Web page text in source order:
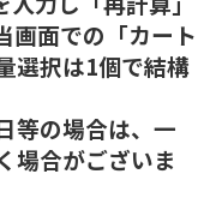
画面での「カート
選択は1個で結構
等の場合は、一
場合がございま